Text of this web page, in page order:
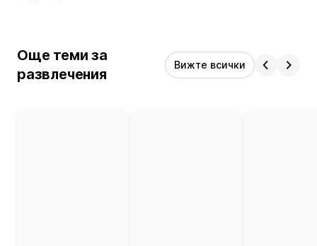
Още теми за
развлечения
Вижте всички